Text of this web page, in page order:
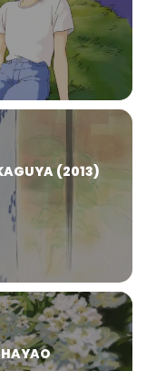
(2013)